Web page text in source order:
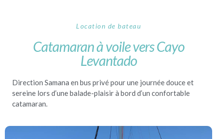
Location de bateau
Catamaran à voile vers Cayo
Levantado
Direction Samana en bus privé pour une journée douce et
sereine lors d’une balade-plaisir à bord d’un confortable
catamaran.